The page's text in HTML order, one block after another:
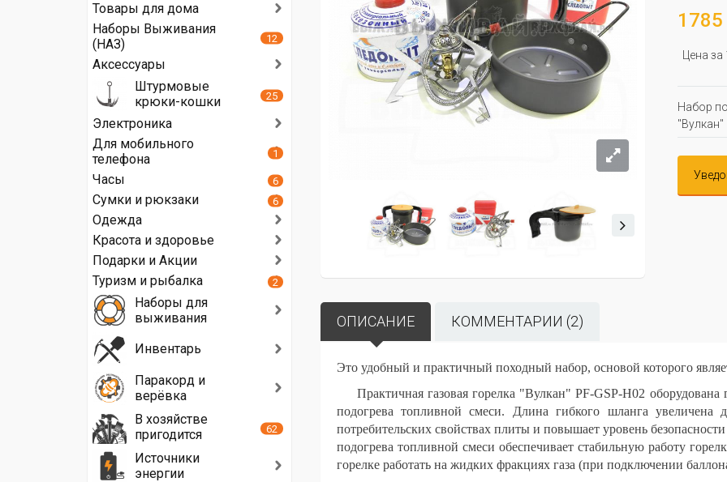
1785
Цена за
Набор
"Вулкан"
ОПИСАНИЕ КОММЕНТАРИИ (2)
Это удобный и практичный походный набор, основой которого
Практичная газовая горелка "Вулкан" PF-GSP-H02 оборудована
подогрева топливной смеси. Длина гибкого шланга увеличена
потребительских свойствах плиты и повышает уровень
подогрева топливной смеси обеспечивает стабильную работу
горелке работать на жидких фракциях газа (при подключении
Товары для дома
Наборы Выживания
(НАЗ)
12
Аксессуары
Штурмовые
крюки-кошки
25
Электроника
Для мобильного
телефона
1
Часы 6
Сумки и рюкзаки 6
Одежда
Красота и здоровье
Подарки и Акции
Туризм и рыбалка
2
Наборы для
выживания
Инвентарь
Паракорд и
верёвка
В хозяйстве
пригодится
62
Источники
энергии